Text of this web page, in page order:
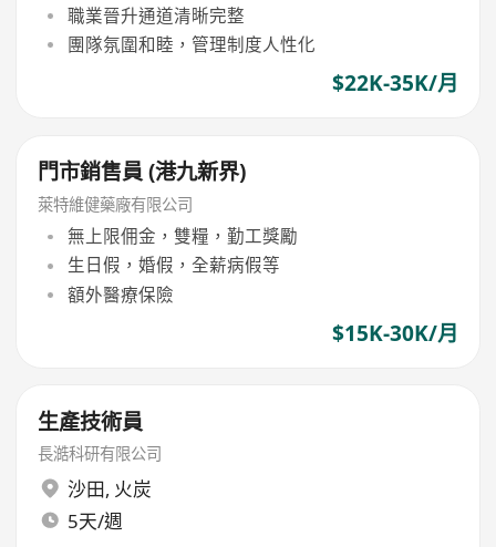
職業晉升通道清晰完整
團隊氛圍和睦，管理制度人性化
$22K-35K/月
門市銷售員 (港九新界)
萊特維健藥廠有限公司
無上限佣金，雙糧，勤工獎勵
生日假，婚假，全薪病假等
額外醫療保險
$15K-30K/月
生產技術員
長澔科研有限公司
沙田, 火炭
5天/週